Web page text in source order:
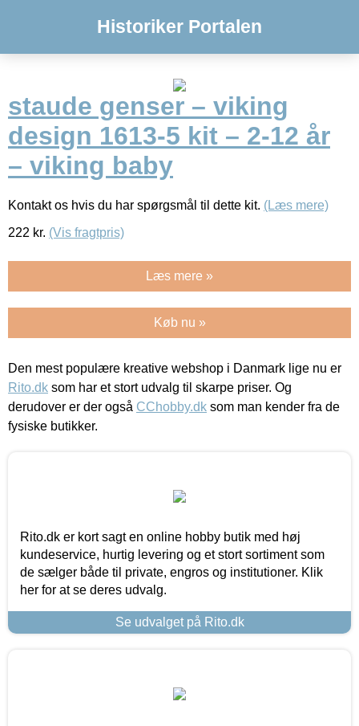
Historiker Portalen
staude genser – viking
design 1613-5 kit – 2-12 år
– viking baby
Kontakt os hvis du har spørgsmål til dette kit. (Læs mere)
222 kr. (Vis fragtpris)
Læs mere »
Køb nu »
Den mest populære kreative webshop i Danmark lige nu er
Rito.dk som har et stort udvalg til skarpe priser. Og
derudover er der også CChobby.dk som man kender fra de
fysiske butikker.
Rito.dk er kort sagt en online hobby butik med høj
kundeservice, hurtig levering og et stort sortiment som
de sælger både til private, engros og institutioner. Klik
her for at se deres udvalg.
Se udvalget på Rito.dk